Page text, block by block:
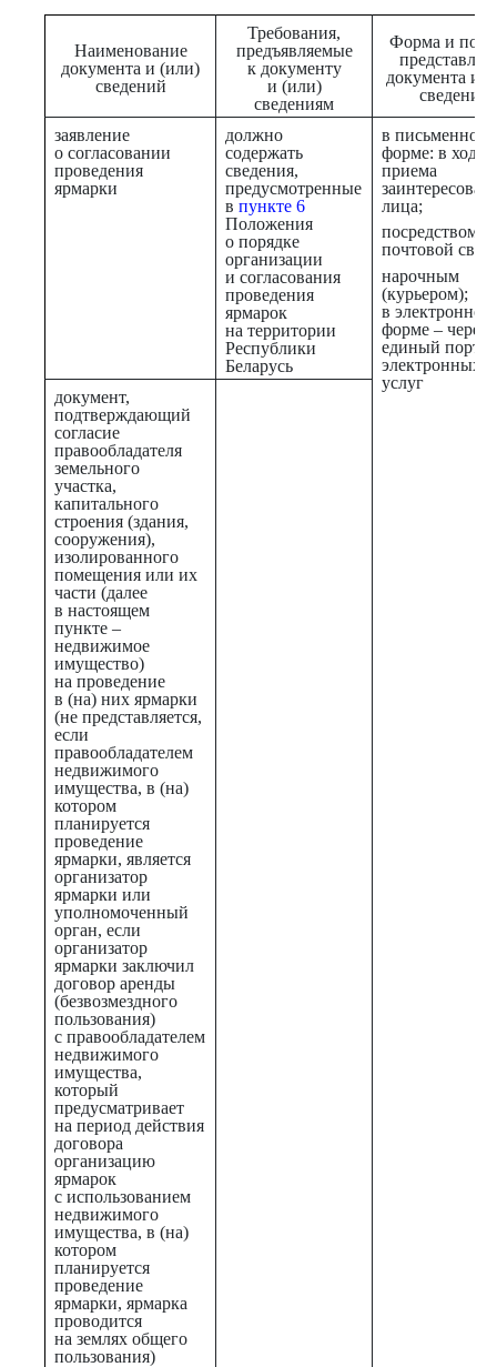
Наименование
документа и (или)
сведений
Требования,
предъявляемые
к документу
и (или)
сведениям
Форма и
документа и
сведений
заявление
о согласовании
проведения
ярмарки
должно
содержать
сведения,
предусмотренные
впункте 6
Положения
о порядке
организации
и согласования
проведения
ярмарок
на территории
Республики
Беларусь
в письменной
форме: в ходе
приема
лица;
посредством
почтовой
нарочным
(курьером);
в электронной
форме – через
единый портал
электронных
услуг
документ,
подтверждающий
согласие
правообладателя
земельного
участка,
капитального
строения (здания,
сооружения),
изолированного
помещения или их
части (далее
в настоящем
пункте –
недвижимое
имущество)
на проведение
в (на) них ярмарки
(не представляется,
если
правообладателем
недвижимого
имущества, в (на)
котором
планируется
проведение
ярмарки, является
организатор
ярмарки или
уполномоченный
орган, если
организатор
ярмарки заключил
договор аренды
(безвозмездного
пользования)
с правообладателем
недвижимого
имущества,
который
предусматривает
на период действия
договора
организацию
ярмарок
с использованием
недвижимого
имущества, в (на)
котором
планируется
проведение
ярмарки, ярмарка
проводится
на землях общего
пользования)